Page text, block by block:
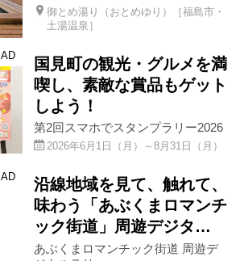
御とめ湯り（おとめゆり）［福島市・
土湯温泉］
AD
国見町の観光・グルメを満
喫し、素敵な賞品もゲット
しよう！
第2回スマホでスタンプラリー2026
2026年6月1日（月）～8月31日（月）
AD
沿線地域を見て、触れて、
味わう「あぶくまロマンチ
ック街道」周遊デジタ…
あぶくまロマンチック街道 周遊デ